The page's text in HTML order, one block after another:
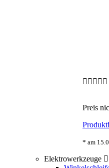
Preis
* am
Elektrowerkzeuge